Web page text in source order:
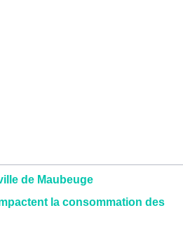
de Maubeuge
la consommation des